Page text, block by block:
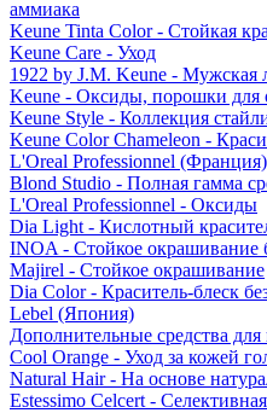
аммиака
Keune Tinta Color - Стойкая
Keune Care - Уход
1922 by J.M. Keune - Мужская
Keune - Оксиды, порошки для
Keune Style - Коллекция
Keune Color Chameleon -
L'Oreal Professionnel (Франция)
Blond Studio - Полная гамма
L'Oreal Professionnel - Оксиды
Dia Light - Кислотный
INOA - Стойкое окрашивание
Majirel - Стойкое окрашивание
Dia Color - Краситель-блеск
Lebel (Япония)
Дополнительные средства
Cool Orange - Уход за кожей
Natural Hair - На основе
Estessimo Celcert -